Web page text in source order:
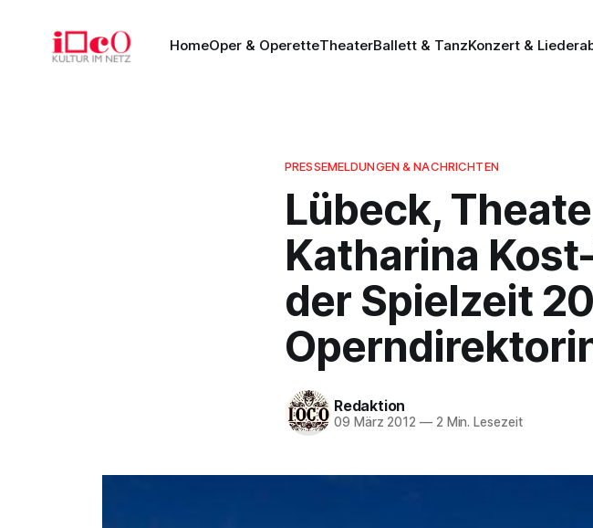
HomeOper & OperetteTheaterBallett & TanzKonzert &
PRESSEMELDUNGEN & NACHRICHTEN
Lübeck,
Katharina
der Spielzeit
Redaktion
09 März 2012 —2 Min. Lesezeit